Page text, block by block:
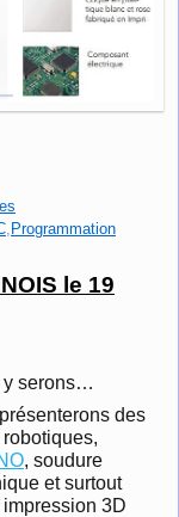
Programmation
le 19
y serons…
des
, soudure
et surtout
impression 3D